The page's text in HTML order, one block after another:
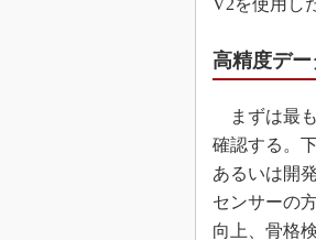
V2を使用し
高精度デー
まずは最も
確認する。
あるいは開
センサーの
向上、骨格